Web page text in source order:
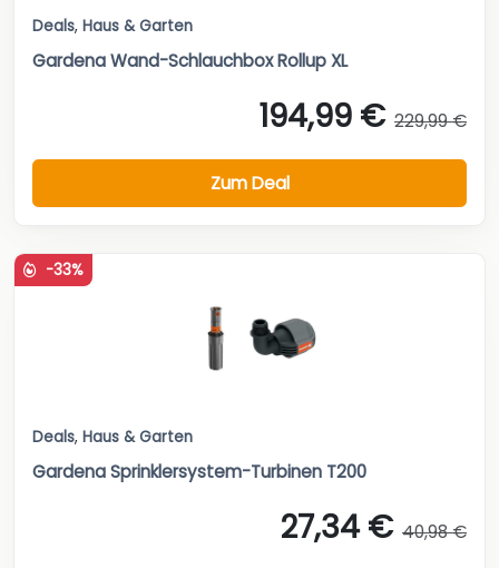
Deals, Haus & Garten
Gardena Wand-Schlauchbox Rollup XL
194,99 € 229,99 €
Zum Deal
-33%
Deals, Haus & Garten
Gardena Sprinklersystem-Turbinen T200
27,34 € 40,98 €